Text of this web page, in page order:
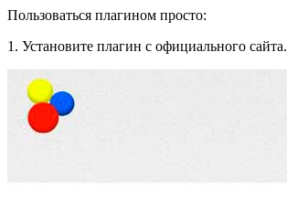
Пользоваться плагином просто:
1. Установите плагин с официального сайта.